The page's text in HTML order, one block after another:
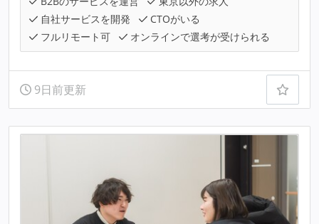
自社サービスを開発
CTOがいる
フルリモート可
オンラインで選考が受けられる
9日前更新